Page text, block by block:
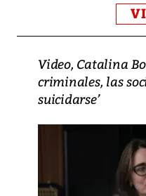
Video, Catalina
criminales, las
suicidarse’